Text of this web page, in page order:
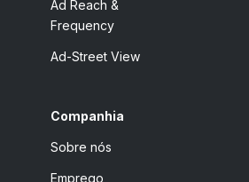
Ad Reach &
Frequency
Ad-Street View
Companhia
Sobre nós
Emprego